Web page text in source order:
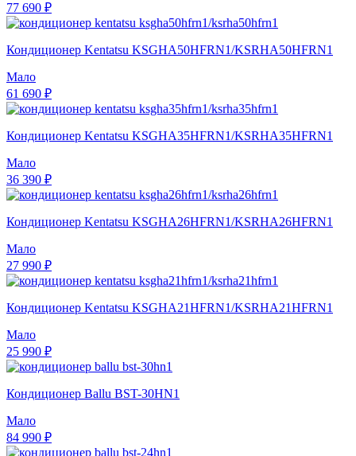
77 690 ₽
Кондиционер Kentatsu KSGHA50HFRN1/KSRHA50HFRN1
Мало
61 690 ₽
Кондиционер Kentatsu KSGHA35HFRN1/KSRHA35HFRN1
Мало
36 390 ₽
Кондиционер Kentatsu KSGHA26HFRN1/KSRHA26HFRN1
Мало
27 990 ₽
Кондиционер Kentatsu KSGHA21HFRN1/KSRHA21HFRN1
Мало
25 990 ₽
Кондиционер Ballu BST-30HN1
Мало
84 990 ₽